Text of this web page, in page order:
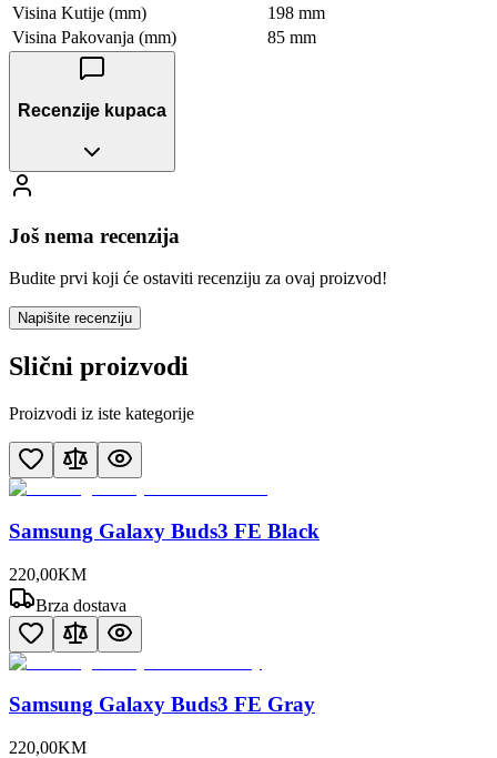
Visina Kutije (mm)
198 mm
Visina Pakovanja (mm)
85 mm
Recenzije kupaca
Još nema recenzija
Budite prvi koji će ostaviti recenziju za ovaj proizvod!
Napišite recenziju
Slični proizvodi
Proizvodi iz iste kategorije
Samsung Galaxy Buds3 FE Black
220,00KM
Brza dostava
Samsung Galaxy Buds3 FE Gray
220,00KM